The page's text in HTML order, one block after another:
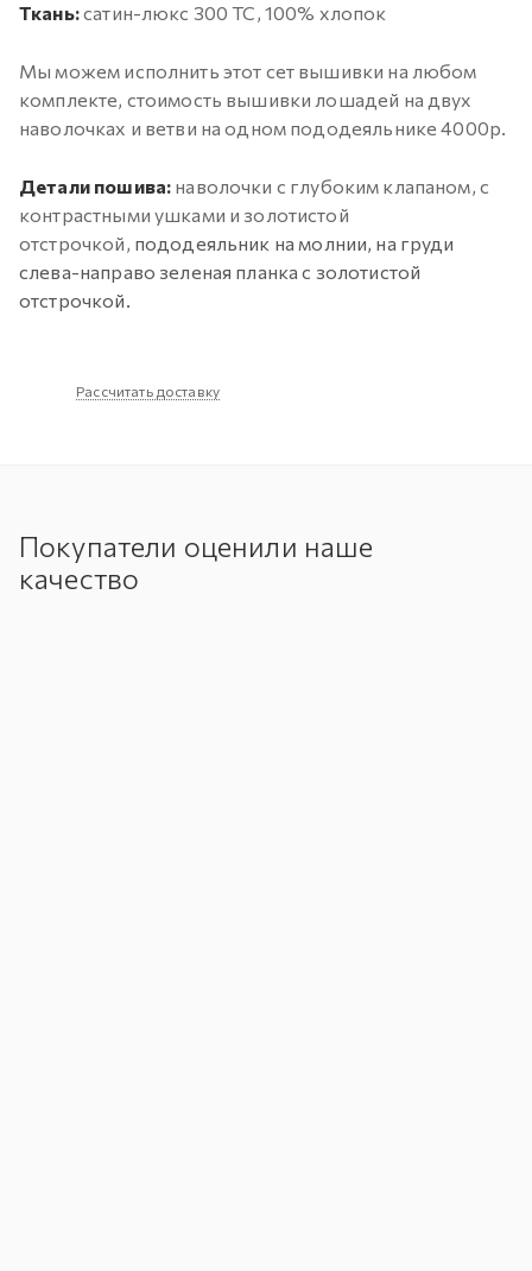
Ткань:сатин-люкс 300 ТС, 100% хлопок
Мы можем исполнить этот сет вышивки на любом
комплекте, стоимость вышивки лошадей на двух
наволочках и ветви на одном пододеяльнике 4000р.
Детали пошива: наволочки с глубоким клапаном, с
контрастными ушками и золотистой
отстрочкой, пододеяльник на молнии, на груди
слева-направо зеленая планка с золотистой
отстрочкой.
Рассчитать доставку
Покупатели оценили наше
качество